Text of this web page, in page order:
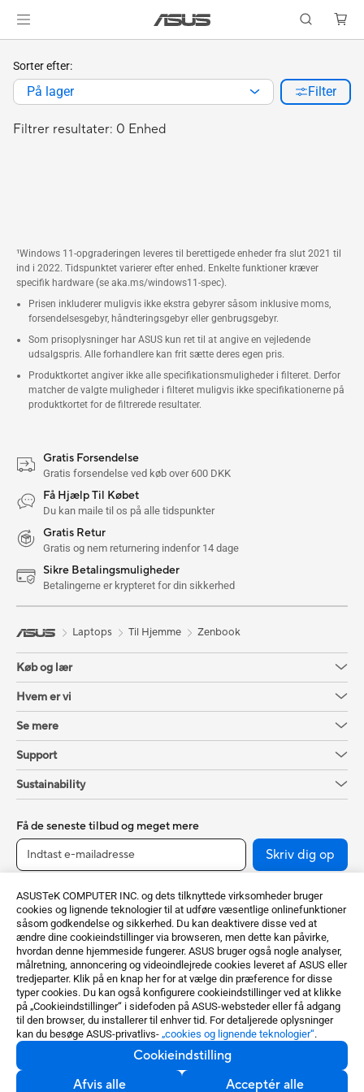
ASUSTeK COMPUTER INC. og dets tilknyttede virksomheder bruger
cookies og lignende teknologier til at udføre væsentlige onlinefunktioner
såsom godkendelse og sikkerhed. Du kan deaktivere disse ved at
ændre dine cookieindstillinger via browseren, men dette kan påvirke,
hvordan denne hjemmeside fungerer. ASUS bruger også nogle analyser,
målretning, annoncering og videoindlejrede cookies leveret af ASUS eller
tredjeparter. Klik på en knap her for at vælge din præference for disse
typer cookies. Du kan også konfigurere cookieindstillinger ved at klikke
på „Cookieindstillinger“ i sidefoden på ASUS-websteder eller få adgang
til den browser, du installerer til enhver tid. For detaljerede oplysninger
kan du besøge ASUS-privatlivs- „cookies og lignende teknologier“.
Cookieindstilling
Afvis alle
Acceptér alle
Filtrer resultater: 0 Enhed
Sorter efter:
På lager Filter
¹Windows 11-opgraderingen leveres til berettigede enheder fra slut 2021 til
ind i 2022. Tidspunktet varierer efter enhed. Enkelte funktioner kræver
specifik hardware (se aka.ms/windows11-spec).
Prisen inkluderer muligvis ikke ekstra gebyrer såsom inklusive moms,
forsendelsesgebyr, håndteringsgebyr eller genbrugsgebyr.
Som prisoplysninger har ASUS kun ret til at angive en vejledende
udsalgspris. Alle forhandlere kan frit sætte deres egen pris.
Produktkortet angiver ikke alle specifikationsmuligheder i filteret. Derfor
matcher de valgte muligheder i filteret muligvis ikke specifikationerne på
produktkortet for de filtrerede resultater.
Gratis Forsendelse
Gratis forsendelse ved køb over 600 DKK
Få Hjælp Til Købet
Du kan maile til os på alle tidspunkter
Gratis Retur
Gratis og nem returnering indenfor 14 dage
Sikre Betalingsmuligheder
Betalingerne er krypteret for din sikkerhed
Laptops Til Hjemme Zenbook
Køb og lær
Hvem er vi
Se mere
Support
Sustainability
Få de seneste tilbud og meget mere
Skriv dig op
Denmark / Dansk
©ASUSTeK Computer Inc. Alle rettigheder forbeholdt.
Cookieindstilling